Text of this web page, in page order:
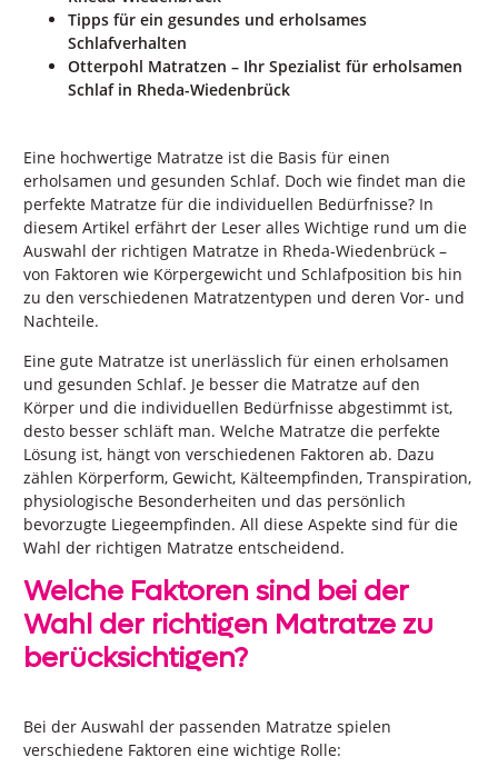
Tipps für ein gesundes und erholsames
Schlafverhalten
Otterpohl Matratzen – Ihr Spezialist für erholsamen
Schlaf in Rheda-Wiedenbrück
Eine hochwertige Matratze ist die Basis für einen
erholsamen und gesunden Schlaf. Doch wie findet man die
perfekte Matratze für die individuellen Bedürfnisse? In
diesem Artikel erfährt der Leser alles Wichtige rund um die
Auswahl der richtigen Matratze in Rheda-Wiedenbrück –
von Faktoren wie Körpergewicht und Schlafposition bis hin
zu den verschiedenen Matratzentypen und deren Vor- und
Nachteile.
Eine gute Matratze ist unerlässlich für einen erholsamen
und gesunden Schlaf. Je besser die Matratze auf den
Körper und die individuellen Bedürfnisse abgestimmt ist,
desto besser schläft man. Welche Matratze die perfekte
Lösung ist, hängt von verschiedenen Faktoren ab. Dazu
zählen Körperform, Gewicht, Kälteempfinden, Transpiration,
physiologische Besonderheiten und das persönlich
bevorzugte Liegeempfinden. All diese Aspekte sind für die
Wahl der richtigen Matratze entscheidend.
Welche Faktoren sind bei der
Wahl der richtigen Matratze zu
berücksichtigen?
Bei der Auswahl der passenden Matratze spielen
verschiedene Faktoren eine wichtige Rolle: